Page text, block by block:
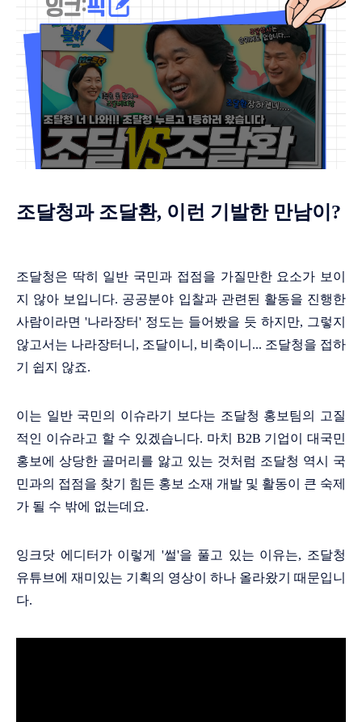
조달청과 조달환, 이런 기발한 만남이?
조달청은 딱히 일반 국민과 접점을 가질만한 요소가 보이
지 않아 보입니다. 공공분야 입찰과 관련된 활동을 진행한
사람이라면 '나라장터' 정도는 들어봤을 듯 하지만, 그렇지
않고서는 나라장터니, 조달이니, 비축이니... 조달청을 접하
기 쉽지 않죠.
이는 일반 국민의 이슈라기 보다는 조달청 홍보팀의 고질
적인 이슈라고 할 수 있겠습니다. 마치 B2B 기업이 대국민
홍보에 상당한 골머리를 앓고 있는 것처럼 조달청 역시 국
민과의 접점을 찾기 힘든 홍보 소재 개발 및 활동이 큰 숙제
가 될 수 밖에 없는데요.
잉크닷 에디터가 이렇게 '썰'을 풀고 있는 이유는, 조달청
유튜브에 재미있는 기획의 영상이 하나 올라왔기 때문입니
다.